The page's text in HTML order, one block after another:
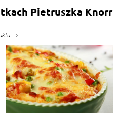
Pietruszka Knorr